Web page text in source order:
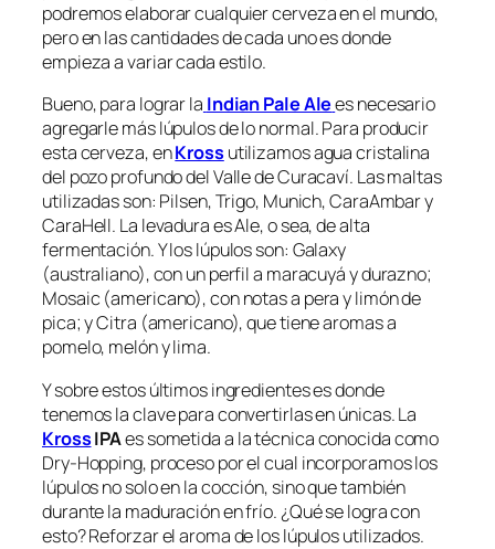
podremos elaborar cualquier cerveza en el mundo,
pero en las cantidades de cada uno es donde
empieza a variar cada estilo.
Bueno, para lograr la Indian Pale Alees necesario
agregarle más lúpulos de lo normal. Para producir
esta cerveza, enKrossutilizamos agua cristalina
del pozo profundo del Valle de Curacaví. Las maltas
utilizadas son: Pilsen, Trigo, Munich, CaraAmbar y
CaraHell. La levadura es Ale, o sea, de alta
fermentación. Y los lúpulos son: Galaxy
(australiano), con un perfil a maracuyá y durazno;
Mosaic (americano), con notas a pera y limón de
pica; y Citra (americano), que tiene aromas a
pomelo, melón y lima.
Y sobre estos últimos ingredientes es donde
tenemos la clave para convertirlas en únicas. La
KrossIPAes sometida a la técnica conocida como
Dry-Hopping, proceso por el cual incorporamos los
lúpulos no solo en la cocción, sino que también
durante la maduración en frío. ¿Qué se logra con
esto? Reforzar el aroma de los lúpulos utilizados.